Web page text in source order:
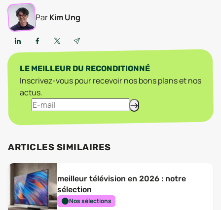
ParKim Ung
LE MEILLEUR DU RECONDITIONNÉ
Inscrivez-vous pour recevoir nos bons plans et nos
actus.
ARTICLES SIMILAIRES
meilleur télévision en 2026 : notre
sélection
Nos sélections